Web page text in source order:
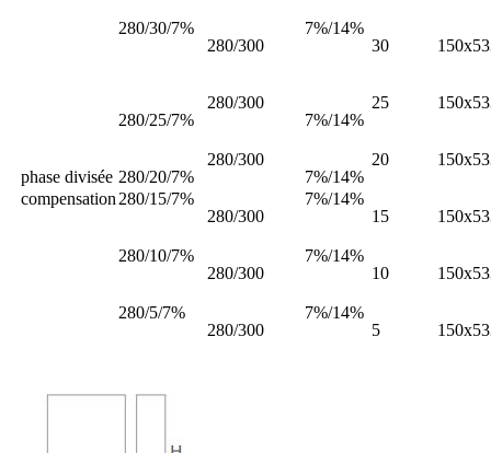
280/30/7%
280/300
7%/14%
30
280/25/7%
280/300
7%/14%
25
phase divisée 280/20/7%
280/300
7%/14%
20
compensation 280/15/7%
280/300
7%/14%
15
280/10/7%
280/300
7%/14%
10
280/5/7%
280/300
7%/14%
5